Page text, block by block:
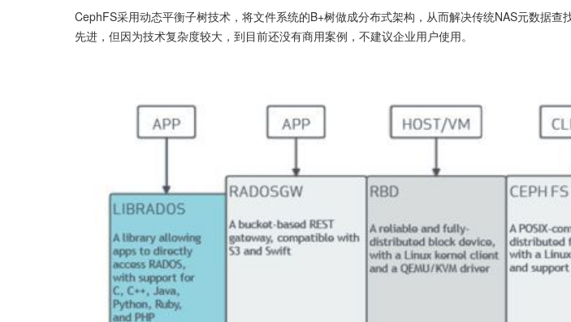
CephFS采用动态平衡子树技术，将文件系统的B+树做成分布式架构，从而解决传统NAS元数据查
先进，但因为技术复杂度较大，到目前还没有商用案例，不建议企业用户使用。